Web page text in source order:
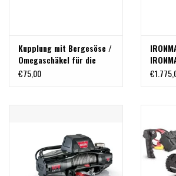
Kupplung mit Bergesöse /
Omegaschäkel für die
quadratische US 2 Zoll
€75,00